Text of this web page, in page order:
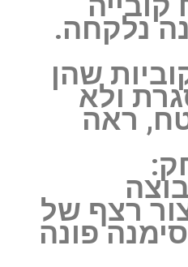
נלקחה.
שהן
ולא
ראה
רצף של
פונה